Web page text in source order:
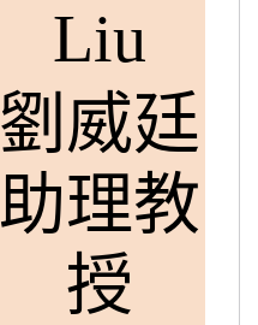
Liu
劉威廷
助理教
授